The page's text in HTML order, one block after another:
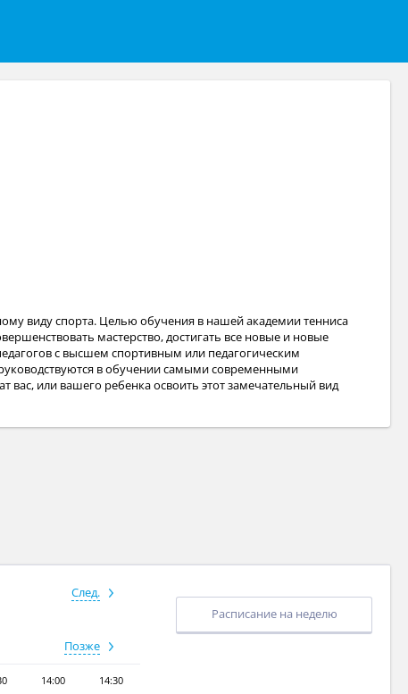
виду спорта. Целью обучения в нашей академии тенниса
мастерство, достигать все новые и новые
с высшем спортивным или педагогическим
в обучении самыми современными
или вашего ребенка освоить этот замечательный вид
След.
Позже
14:00 14:30
Расписание на неделю